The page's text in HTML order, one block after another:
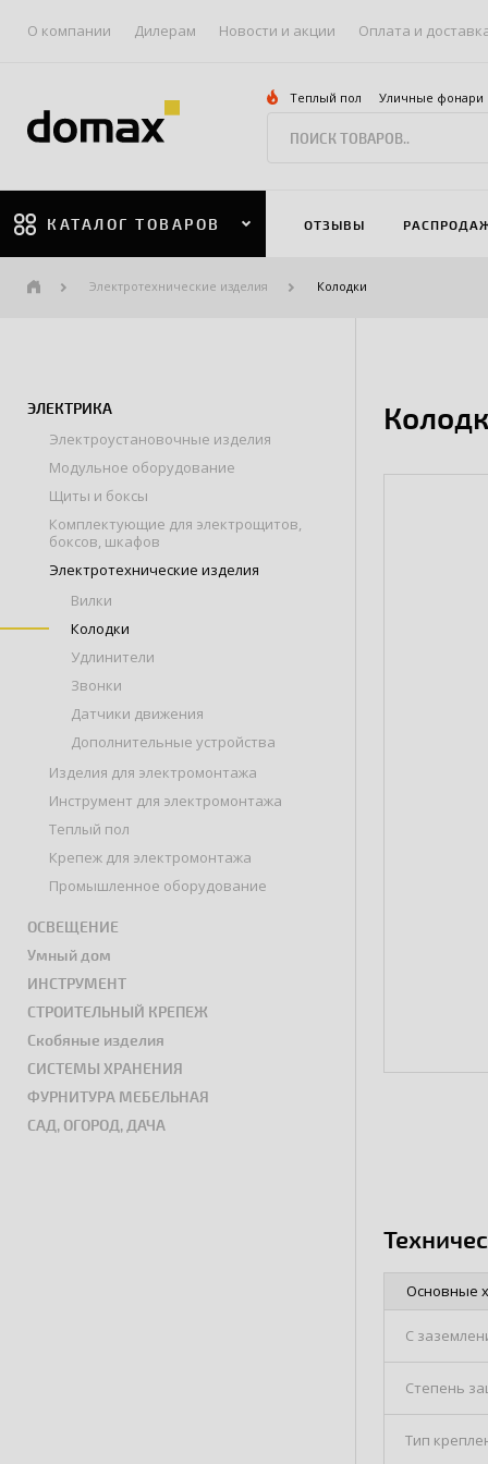
О компании Дилерам Новости и акции Оплата и
Теплый пол Уличные фонари
КАТАЛОГ ТОВАРОВ ОТЗЫВЫ
Электротехнические изделия Колодки
ЭЛЕКТРИКА
Электроустановочные изделия
Модульное оборудование
Щиты и боксы
Комплектующие для электрощитов,
боксов, шкафов
Электротехнические изделия
Вилки
Колодки
Удлинители
Звонки
Датчики движения
Дополнительные устройства
Изделия для электромонтажа
Инструмент для электромонтажа
Теплый пол
Крепеж для электромонтажа
Промышленное оборудование
ОСВЕЩЕНИЕ
Умный дом
ИНСТРУМЕНТ
СТРОИТЕЛЬНЫЙ КРЕПЕЖ
Скобяные изделия
СИСТЕМЫ ХРАНЕНИЯ
ФУРНИТУРА МЕБЕЛЬНАЯ
САД, ОГОРОД, ДАЧА
Основные
С
Степень
Тип